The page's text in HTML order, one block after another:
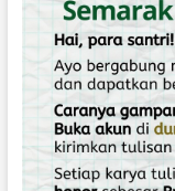
n
a
h
D
a
r
u
l
U